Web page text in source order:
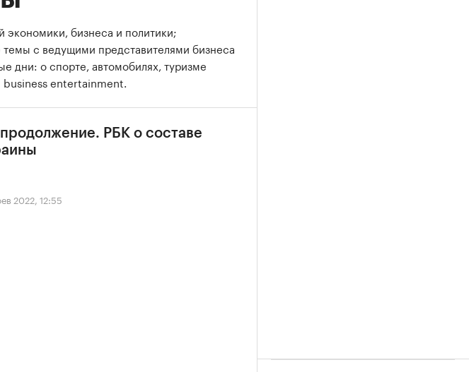
бизнеса и политики;
с ведущими представителями бизнеса
дни: о спорте, автомобилях, туризме
business entertainment.
РБК о составе
2022, 12:55